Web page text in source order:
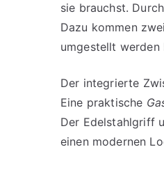
sie brauchst.
Dazu kommen
umgestellt werden
Der integrierte
Eine praktische
Der Edelstahlgriff
einen modernen